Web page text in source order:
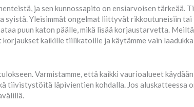
ja sen kunnossapito on ensiarvoisen
syistä. Yleisimmät ongelmat liittyvät rikkoutuneisiin
puun katon päälle, mikä lisää korjaustarvetta.
kaikille tiilikatoille ja käytämme vain
Varmistamme, että kaikki vaurioalueet
tiivistystöitä läpivientien kohdalla. Jos